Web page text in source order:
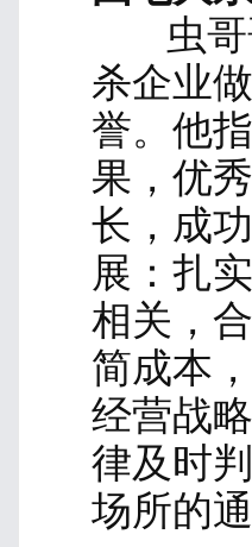
下 午
药物配
由资深
两位老
用多种
液的合
量，也
式，合
巧应用
标靶生
施工要